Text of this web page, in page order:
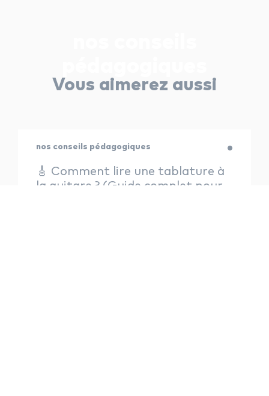
Vous aimerez aussi
nos conseils pédagogiques
🎸 Comment lire une tablature à
la guitare ? (Guide complet pour